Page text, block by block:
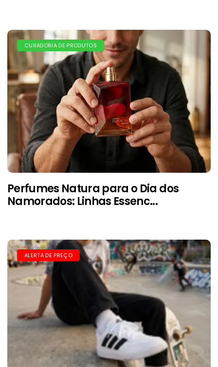
CURADORIA DE PRODUTOS
Perfumes Natura para o Dia dos
Namorados: Linhas Essenc...
ALERTA DE PREÇO